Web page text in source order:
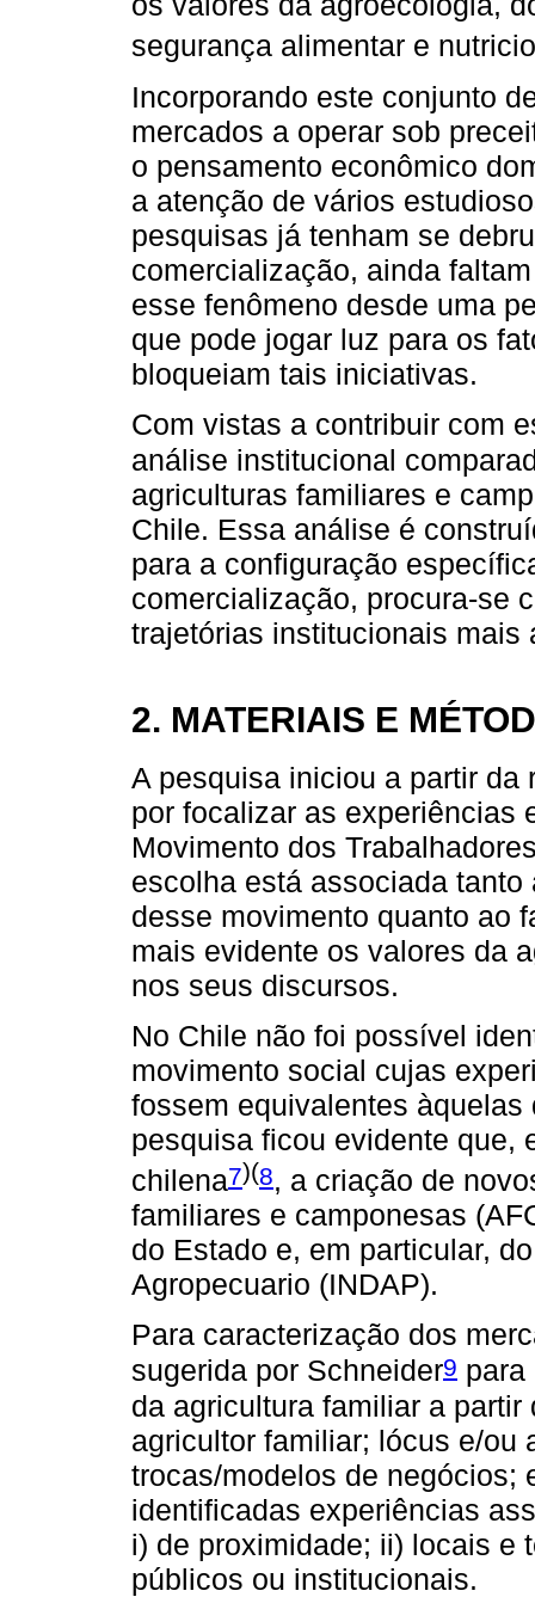
segurança alimentar e
Incorporando este conjunto
mercados a operar sob
o pensamento econômico
a atenção de vários
pesquisas já tenham se
comercialização, ainda
esse fenômeno desde uma
que pode jogar luz para os
bloqueiam tais iniciativas.
Com vistas a contribuir com
análise institucional
agriculturas familiares e
Chile. Essa análise é
para a configuração
comercialização, procura-se
trajetórias institucionais mais
2. MATERIAIS E
A pesquisa iniciou a partir da
por focalizar as experiências
Movimento dos
escolha está associada
desse movimento quanto ao
mais evidente os valores da
nos seus discursos.
No Chile não foi possível
movimento social cujas
fossem equivalentes
pesquisa ficou evidente que,
chilena7)(8, a criação de
familiares e camponesas
do Estado e, em particular,
Agropecuario (INDAP).
Para caracterização dos
sugerida por Schneider9 para
da agricultura familiar a
agricultor familiar; lócus e/ou
trocas/modelos de negócios;
identificadas experiências
i) de proximidade; ii) locais e
públicos ou institucionais.